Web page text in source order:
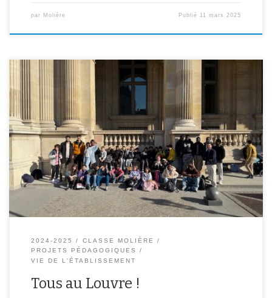
par Molière Publié 11 mars 2025
Les élèves de 6ème C et de la classe NSA se sont rendus au musée
du Louvre le 06 mars dernier. Au programme, visite des collections
dédiées à l’Egypte antique. Momies, sarcophages, pharaons et le
Scribe, retour dans l’antiquité pour nos élèves.
2024-2025
CLASSE MOLIÈRE
PROJETS PÉDAGOGIQUES
VIE DE L'ÉTABLISSEMENT
Tous au Louvre !